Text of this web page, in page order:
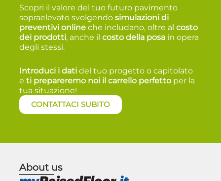
Scopri il valore del tuo futuro pavimento
sopraelevato svolgendosimulazioni di
preventivi online che includano, oltre alcosto
dei prodotti, anche ilcosto della posa in opera
degli stessi.
Introduci i dati del tuo progetto o capitolato
eti prepareremo noi il carrello perfetto per la
tua situazione!
CONTATTACI SUBITO
About us